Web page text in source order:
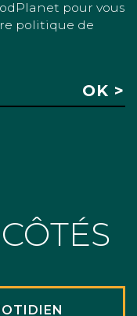
pour vous
politique de